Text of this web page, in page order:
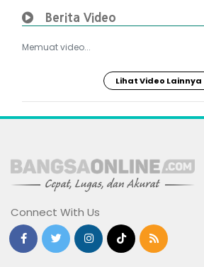
Berita Video
Memuat video...
Lihat Video Lainnya
Connect With Us